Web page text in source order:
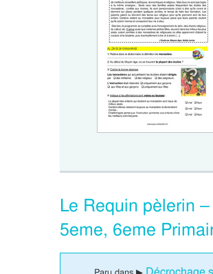
Le Requin pèlerin
5eme, 6eme